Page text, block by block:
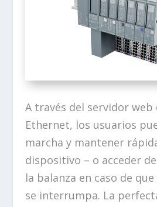
A través del servidor web
Ethernet, los usuarios
marcha y mantener
dispositivo – o acceder
la balanza en caso de
se interrumpa. La